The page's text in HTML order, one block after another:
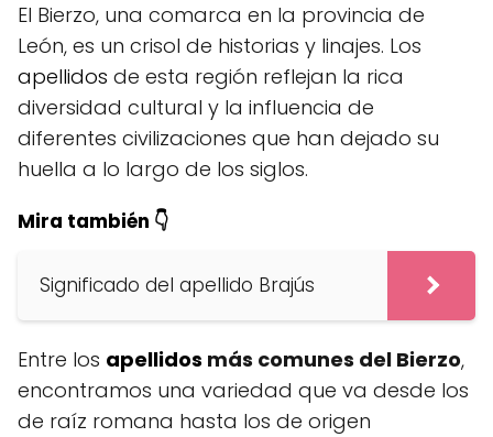
El Bierzo, una comarca en la provincia de
León, es un crisol de historias y linajes. Los
apellidos de esta región reflejan la rica
diversidad cultural y la influencia de
diferentes civilizaciones que han dejado su
huella a lo largo de los siglos.
Mira también 👇
Significado del apellido Brajús
Entre los apellidos más comunes del Bierzo,
encontramos una variedad que va desde los
de raíz romana hasta los de origen